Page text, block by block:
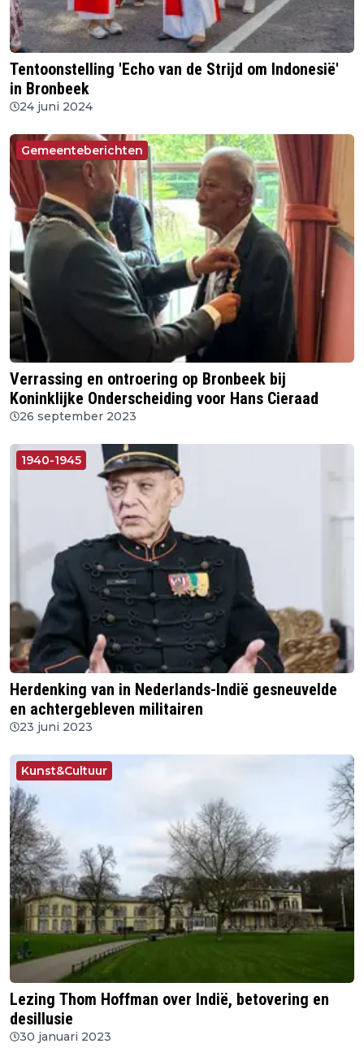
Tentoonstelling 'Echo van de Strijd om Indonesië'
in Bronbeek
24 juni 2024
Gemeenteberichten
Verrassing en ontroering op Bronbeek bij
Koninklijke Onderscheiding voor Hans Cieraad
26 september 2023
1940-1945
Herdenking van in Nederlands-Indië gesneuvelde
en achtergebleven militairen
23 juni 2023
Kunst&Cultuur
Lezing Thom Hoffman over Indië, betovering en
desillusie
30 januari 2023